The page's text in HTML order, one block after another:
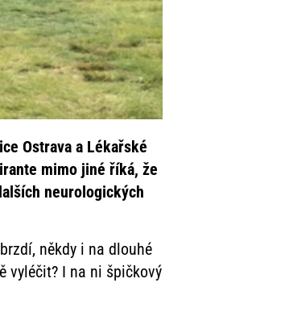
Ostrava a Lékařské
mimo jiné říká, že
neurologických
někdy i na dlouhé
vyléčit? I na ni špičkový